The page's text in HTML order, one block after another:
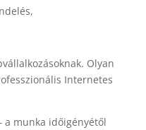
Olyan
Internetes
a munka időigényétől